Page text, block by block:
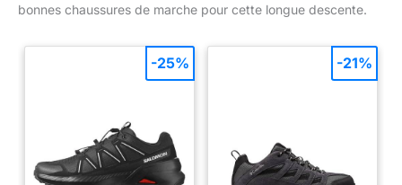
bonnes chaussures de marche pour cette longue descente.
-25% -21%